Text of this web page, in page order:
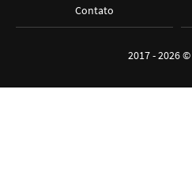
Contato
2017 - 2026 ©